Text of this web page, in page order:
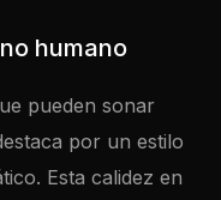
humano
pueden sonar
por un estilo
Esta calidez en